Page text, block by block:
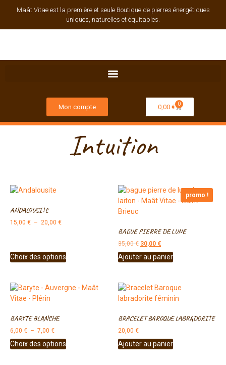
Maât Vitae est la première et seule Boutique de pierres énergétiques
uniques, naturelles et équitables.
Mon compte 0,00 € 0
Intuition
ANDALOUSITE
15,00 € – 20,00 €
Choix des options
promo !
BAGUE PIERRE DE LUNE
35,00€ 30,00 €
Ajouter au panier
BARYTE BLANCHE
6,00 € – 7,00 €
Choix des options
BRACELET BAROQUE LABRADORITE
20,00 €
Ajouter au panier